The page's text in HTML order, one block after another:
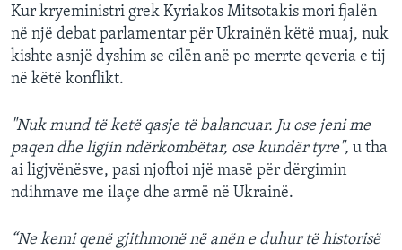
Kur kryeministri grek Kyriakos Mitsotakis mori fjalën
në një debat parlamentar për Ukrainën këtë muaj, nuk
kishte asnjë dyshim se cilën anë po merrte qeveria e tij
në këtë konflikt.
"Nuk mund të ketë qasje të balancuar. Ju ose jeni me
paqen dhe ligjin ndërkombëtar, ose kundër tyre", u tha
ai ligjvënësve, pasi njoftoi një masë për dërgimin
ndihmave me ilaçe dhe armë në Ukrainë.
“Ne kemi qenë gjithmonë në anën e duhur të historisë